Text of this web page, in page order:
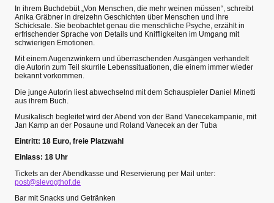
In ihrem Buchdebüt „Von Menschen, die mehr weinen müssen“, schreibt
Anika Gräbner in dreizehn Geschichten über Menschen und ihre
Schicksale. Sie beobachtet genau die menschliche Psyche, erzählt in
erfrischender Sprache von Details und Kniffligkeiten im Umgang mit
schwierigen Emotionen.
Mit einem Augenzwinkern und überraschenden Ausgängen verhandelt
die Autorin zum Teil skurrile Lebenssituationen, die einem immer wieder
bekannt vorkommen.
Die junge Autorin liest abwechselnd mit dem Schauspieler Daniel Minetti
aus ihrem Buch.
Musikalisch begleitet wird der Abend von der Band Vanecekampanie, mit
Jan Kamp an der Posaune und Roland Vanecek an der Tuba
Eintritt: 18 Euro, freie Platzwahl
Einlass: 18 Uhr
Tickets an der Abendkasse und Reservierung per Mail unter:
post@slevogthof.de
Bar mit Snacks und Getränken